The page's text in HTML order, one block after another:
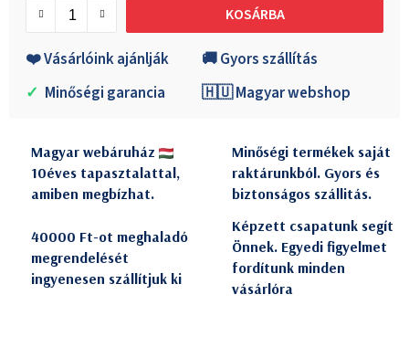
KOSÁRBA
❤️ Vásárlóink ajánlják
🚚 Gyors szállítás
✓ Minőségi garancia 🇭🇺 Magyar webshop
Magyar webáruház
10éves tapasztalattal,
amiben megbízhat.
Minőségi termékek saját
raktárunkból. Gyors és
biztonságos szállitás.
40000 Ft-ot meghaladó
megrendelését
ingyenesen szállítjuk ki
Képzett csapatunk segít
Önnek. Egyedi figyelmet
fordítunk minden
vásárlóra